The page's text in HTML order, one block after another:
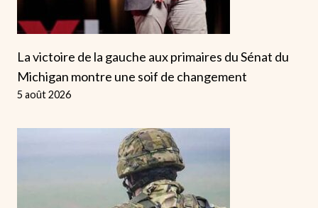
La victoire de la gauche aux primaires du Sénat du
Michigan montre une soif de changement
5 août 2026